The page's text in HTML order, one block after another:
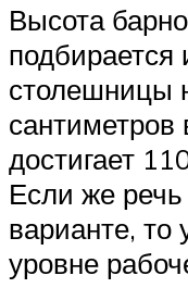
Высота
подбирается
столешницы
достигает
Если же
варианте, то
уровне